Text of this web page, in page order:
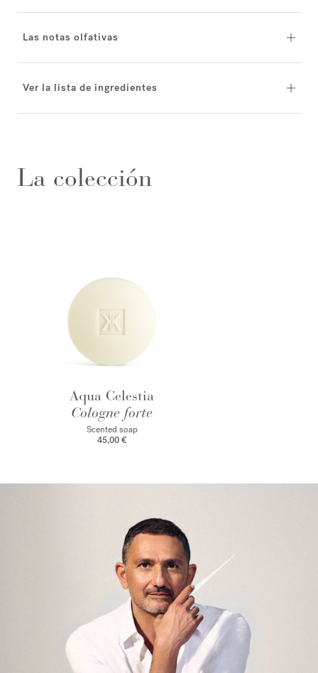
Las notas olfativas
Ver la lista de ingredientes
La colección
Aqua Celestia
Cologne forte
Scented soap
45,00 €